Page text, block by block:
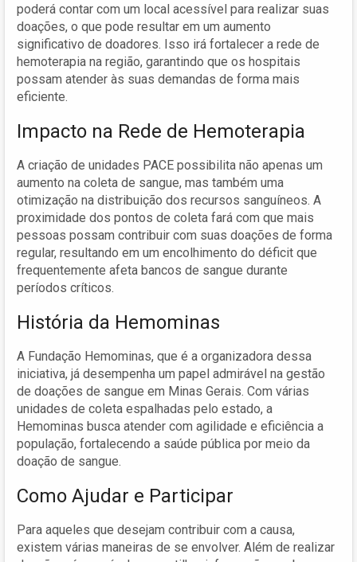
poderá contar com um local acessível para realizar suas
doações, o que pode resultar em um aumento
significativo de doadores. Isso irá fortalecer a rede de
hemoterapia na região, garantindo que os hospitais
possam atender às suas demandas de forma mais
eficiente.
Impacto na Rede de Hemoterapia
A criação de unidades PACE possibilita não apenas um
aumento na coleta de sangue, mas também uma
otimização na distribuição dos recursos sanguíneos. A
proximidade dos pontos de coleta fará com que mais
pessoas possam contribuir com suas doações de forma
regular, resultando em um encolhimento do déficit que
frequentemente afeta bancos de sangue durante
períodos críticos.
História da Hemominas
A Fundação Hemominas, que é a organizadora dessa
iniciativa, já desempenha um papel admirável na gestão
de doações de sangue em Minas Gerais. Com várias
unidades de coleta espalhadas pelo estado, a
Hemominas busca atender com agilidade e eficiência a
população, fortalecendo a saúde pública por meio da
doação de sangue.
Como Ajudar e Participar
Para aqueles que desejam contribuir com a causa,
existem várias maneiras de se envolver. Além de realizar